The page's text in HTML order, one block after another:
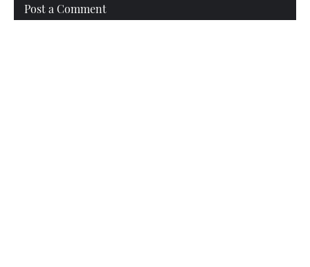
Post a Comment